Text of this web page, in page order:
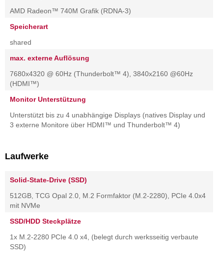
AMD Radeon™ 740M Grafik (RDNA-3)
Speicherart
shared
max. externe Auflösung
7680x4320 @ 60Hz (Thunderbolt™ 4), 3840x2160 @60Hz
(HDMI™)
Monitor Unterstützung
Unterstützt bis zu 4 unabhängige Displays (natives Display und
3 externe Monitore über HDMI™ und Thunderbolt™ 4)
Laufwerke
Solid-State-Drive (SSD)
512GB, TCG Opal 2.0, M.2 Formfaktor (M.2-2280), PCIe 4.0x4
mit NVMe
SSD/HDD Steckplätze
1x M.2-2280 PCIe 4.0 x4, (belegt durch werksseitig verbaute
SSD)